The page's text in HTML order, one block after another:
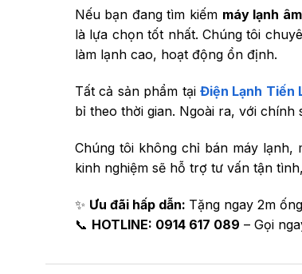
Nếu bạn đang tìm kiếm máy lạnh
là lựa chọn tốt nhất. Chúng tôi
làm lạnh cao, hoạt động ổn định.
Tất cả sản phẩm tại Điện Lạnh Tiến
bỉ theo thời gian. Ngoài ra, với
Chúng tôi không chỉ bán máy lạnh,
kinh nghiệm sẽ hỗ trợ tư vấn tận
✨ Ưu đãi hấp dẫn: Tặng ngay 2m
📞 HOTLINE: 0914 617 089 – Gọi